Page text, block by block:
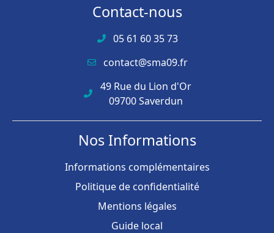
Contact-nous
05 61 60 35 73
contact@sma09.fr
49 Rue du Lion d'Or
09700 Saverdun
Nos Informations
Informations complémentaires
Politique de confidentialité
Mentions légales
Guide local